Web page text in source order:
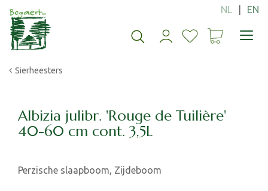
Sierheesters
Albizia julibr. 'Rouge de Tuilière'
40-60 cm cont. 3,5L
Perzische slaapboom, Zijdeboom